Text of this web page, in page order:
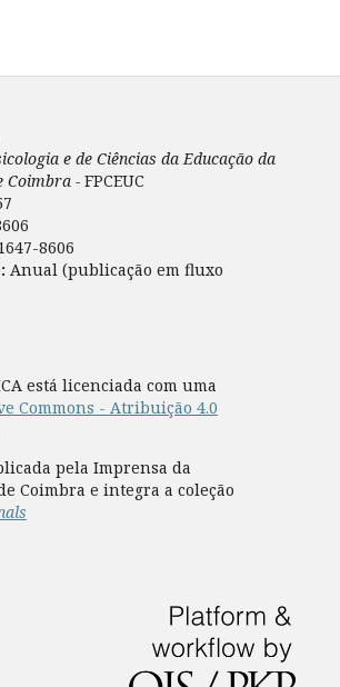
e de Ciências da Educação da
Coimbra - FPCEUC
8606
Anual (publicação em fluxo
está licenciada com uma
Commons - Atribuição 4.0
pela Imprensa da
Coimbra e integra a coleção